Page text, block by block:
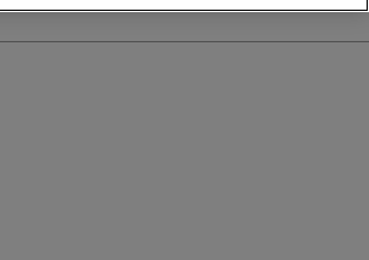
French (France)
Italian (Italy)